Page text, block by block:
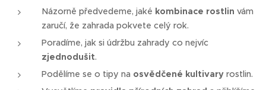
Názorně předvedeme, jaké kombinace rostlin vám
zaručí, že zahrada pokvete celý rok.
Poradíme, jak si údržbu zahrady co nejvíc
zjednodušit.
Podělíme se o tipy na osvědčené kultivary rostlin.